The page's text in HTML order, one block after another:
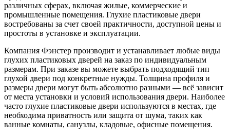
различных сферах, включая жилые, коммерческие и
промышленные помещения. Глухие пластиковые двери
востребованы за счет своей практичности, доступной цены и
простоты в установке и эксплуатации.
Компания Фэнстер производит и устанавливает любые виды
глухих пластиковых дверей на заказ по индивидуальным
размерам. При заказе вы можете выбрать подходящий тип
глухой двери под конкретные нужды. Толщина профиля и
размеры двери могут быть абсолютно разными — всё зависит
от места установки и условий использования двери. Наиболее
часто глухие пластиковые двери используются в местах, где
необходима приватность или защита от шума, таких как
ванные комнаты, санузлы, кладовые, офисные помещения.